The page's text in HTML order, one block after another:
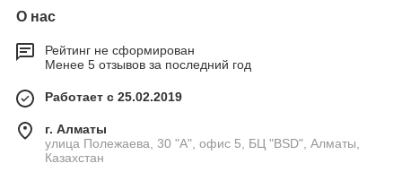
О нас
Рейтинг не сформирован
Менее 5 отзывов за последний год
Работает с 25.02.2019
г. Алматы
улица Полежаева, 30 "А", офис 5, БЦ "BSD", Алматы,
Казахстан